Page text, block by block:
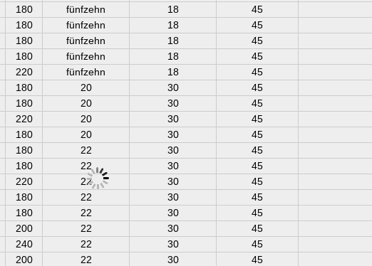
180 fünfzehn 18 45
180 fünfzehn 18 45
180 fünfzehn 18 45
180 fünfzehn 18 45
220 fünfzehn 18 45
180 20 30 45
180 20 30 45
220 20 30 45
180 20 30 45
180 22 30 45
180 22 30 45
220 22 30 45
180 22 30 45
180 22 30 45
200 22 30 45
240 22 30 45
200 22 30 45